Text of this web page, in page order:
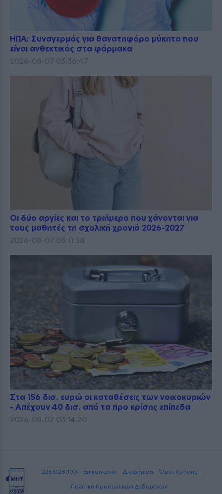
ΗΠΑ: Συναγερμός για θανατηφόρο μύκητα που
είναι ανθεκτικός στα φάρμακα
2026-08-07 03:36:47
Οι δύο αργίες και το τριήμερο που χάνονται για
τους μαθητές τη σχολική χρονιά 2026-2027
2026-08-07 03:11:38
Στα 156 δισ. ευρώ οι καταθέσεις των νοικοκυριών
- Απέχουν 40 δισ. από τα προ κρίσης επίπεδα
2026-08-07 03:14:20
2251028000 Επικοινωνία Διαφήμιση
Όροι Χρήσης -
Πολιτική Προσωπικών Δεδομένων